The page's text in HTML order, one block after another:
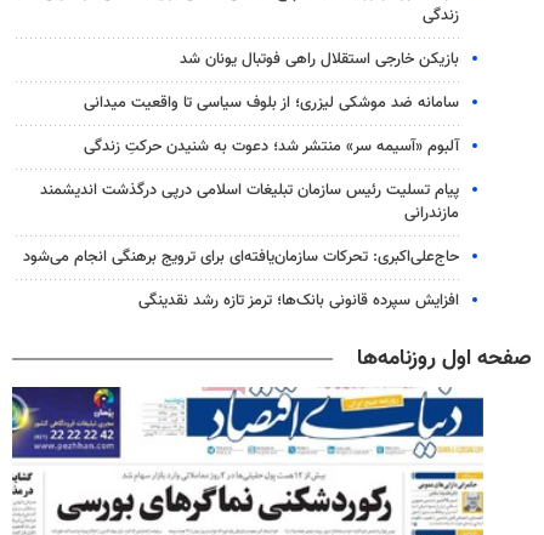
زندگی
بازیکن خارجی استقلال راهی فوتبال یونان شد
سامانه ضد موشکی لیزری؛ از بلوف سیاسی تا واقعیت میدانی
آلبوم «آسیمه سر» منتشر شد؛ دعوت به شنیدن حرکتِ زندگی
پیام تسلیت رئیس سازمان تبلیغات اسلامی درپی درگذشت اندیشمند
مازندرانی
حاج‌علی‌اکبری: تحرکات سازمان‌یافته‌ای برای ترویج برهنگی انجام می‌شود
افزایش سپرده قانونی بانک‌ها؛ ترمز تازه رشد نقدینگی
صفحه اول روزنامه‌ها